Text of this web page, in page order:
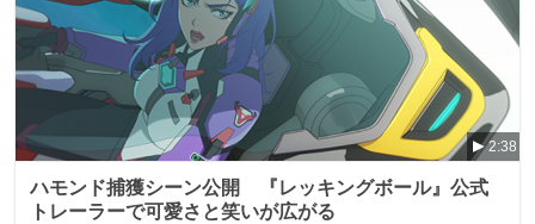
2:38
ハモンド捕獲シーン公開 『レッキングボール』公式
トレーラーで可愛さと笑いが広がる